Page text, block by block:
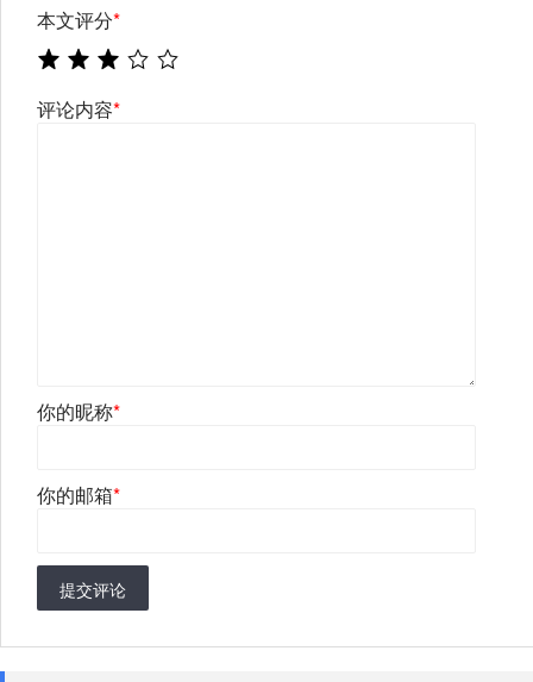
本文评分*
评论内容*
你的昵称*
你的邮箱*
提交评论